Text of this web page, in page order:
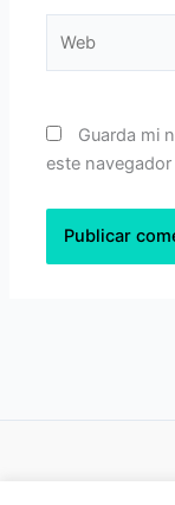
Guarda mi
este